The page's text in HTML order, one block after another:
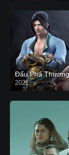
Đấu Phá
2021